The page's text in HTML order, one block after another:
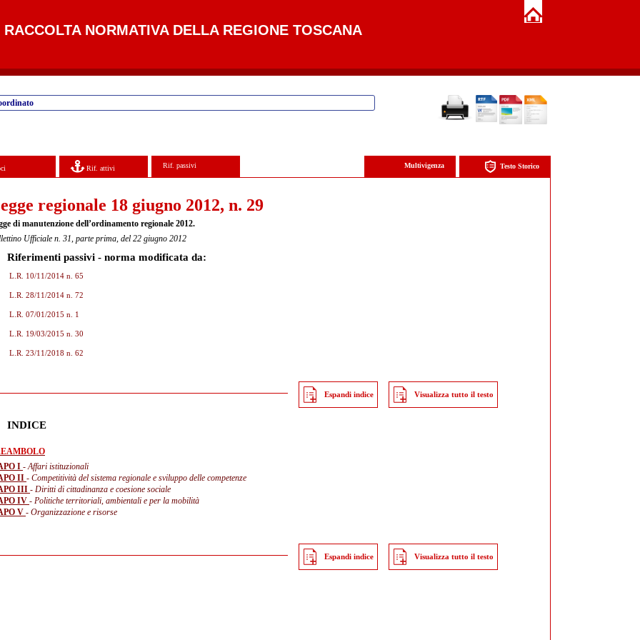
RACCOLTA NORMATIVA DELLA REGIONE TOSCANA
Rif. attivi Rif. passivi Testo Storico
Multivigenza
regionale 18 giugno 2012, n. 29
di manutenzione dell’ordinamento regionale 2012.
Ufficiale n. 31, parte prima, del 22 giugno 2012
Riferimenti passivi - norma modificata da:
L.R. 10/11/2014 n. 65
L.R. 28/11/2014 n. 72
L.R. 07/01/2015 n. 1
L.R. 19/03/2015 n. 30
L.R. 23/11/2018 n. 62
Espandi indice Visualizza tutto il testo
INDICE
I - Affari istituzionali
II - Competitività del sistema regionale e sviluppo delle competenze
III - Diritti di cittadinanza e coesione sociale
IV - Politiche territoriali, ambientali e per la mobilità
V - Organizzazione e risorse
Espandi indice Visualizza tutto il testo